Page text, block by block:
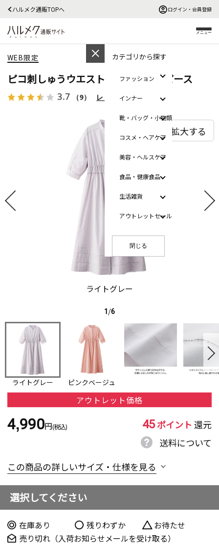
ハルメク通販TOPへ ログイン・会員登録
メニュー
カテゴリから探す
ファッション
インナー
靴・バッグ・小物類
コスメ・ヘアケア
美容・ヘルスケア
食品・健康食品
生活雑貨
アウトレットセール
閉じる
WEB限定
ピコ刺しゅうウエストギャザーワンピース
3.7 （9） レビューを見る
ライトグレー
拡大する
1/6
ライトグレー ピンクベージュ
アウトレット価格
4,990円(税込) 45ポイント 還元
送料について
この商品の詳しいサイズ・仕様を見る
選択してください
在庫あり 残りわずか
お待たせ
売り切れ（入荷お知らせメールを受け取る）